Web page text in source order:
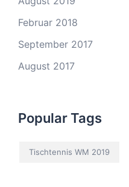
Februar 2018
September 2017
August 2017
Popular Tags
Tischtennis WM 2019